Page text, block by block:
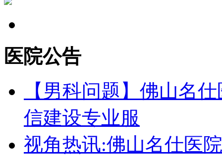
医院公告
【男科问题】佛山名
信建设专业服
视角热讯:佛山名仕医